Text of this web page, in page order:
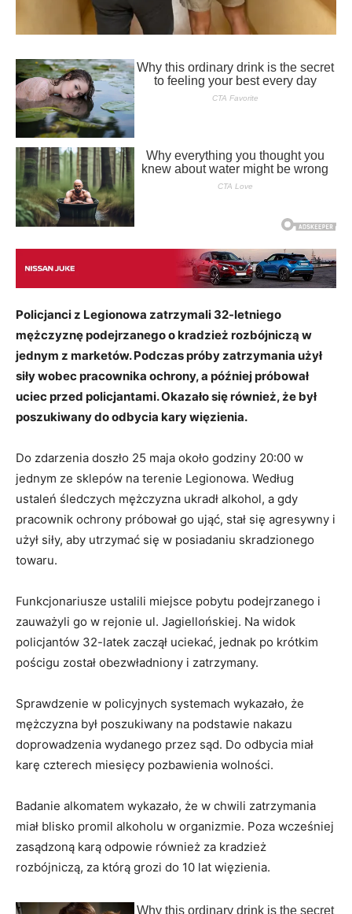
Policjanci z Legionowa zatrzymali 32-letniego
mężczyznę podejrzanego o kradzież rozbójniczą w
jednym z marketów. Podczas próby zatrzymania użył
siły wobec pracownika ochrony, a później próbował
uciec przed policjantami. Okazało się również, że był
poszukiwany do odbycia kary więzienia.
Do zdarzenia doszło 25 maja około godziny 20:00 w
jednym ze sklepów na terenie Legionowa. Według
ustaleń śledczych mężczyzna ukradł alkohol, a gdy
pracownik ochrony próbował go ująć, stał się agresywny i
użył siły, aby utrzymać się w posiadaniu skradzionego
towaru.
Funkcjonariusze ustalili miejsce pobytu podejrzanego i
zauważyli go w rejonie ul. Jagiellońskiej. Na widok
policjantów 32-latek zaczął uciekać, jednak po krótkim
pościgu został obezwładniony i zatrzymany.
Sprawdzenie w policyjnych systemach wykazało, że
mężczyzna był poszukiwany na podstawie nakazu
doprowadzenia wydanego przez sąd. Do odbycia miał
karę czterech miesięcy pozbawienia wolności.
Badanie alkomatem wykazało, że w chwili zatrzymania
miał blisko promil alkoholu w organizmie. Poza wcześniej
zasądzoną karą odpowie również za kradzież
rozbójniczą, za którą grozi do 10 lat więzienia.